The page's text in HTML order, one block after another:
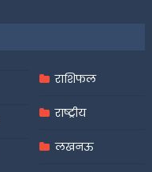
राशिफल
राष्ट्रीय
लखनऊ